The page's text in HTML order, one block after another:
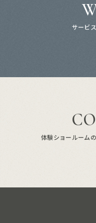
サービ
体験ショールーム